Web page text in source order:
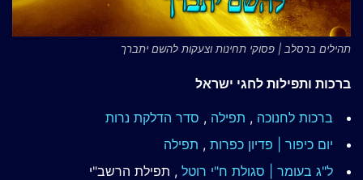
תהילים ברסלב | פסוקי תחינות וצעקות להשם יתברך
ברכות ותפילות לחגי ישראל
ברכות לחנוכה , תפילה , סדר הדלקת נרות
יום כיפור | פדיון כפרות , תפילה
ל"ג בעומר | סגולת ח"י רוטל , תפילת הרשב"י